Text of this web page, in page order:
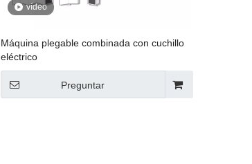
vídeo
Máquina plegable combinada con cuchillo
eléctrico
Preguntar